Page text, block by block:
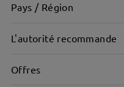
Pays / Région
L'autorité recommande
Offres